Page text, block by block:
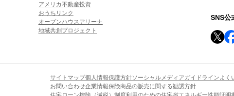
アメリカ不動産投資
おうちリンク
オープンハウスアリーナ
地域共創プロジェクト
SNS公
サイトマップ個人情報保護方針ソーシャルメディアガイドラインよく
お問い合わせ企業情報保険商品の販売に関する勧誘方針